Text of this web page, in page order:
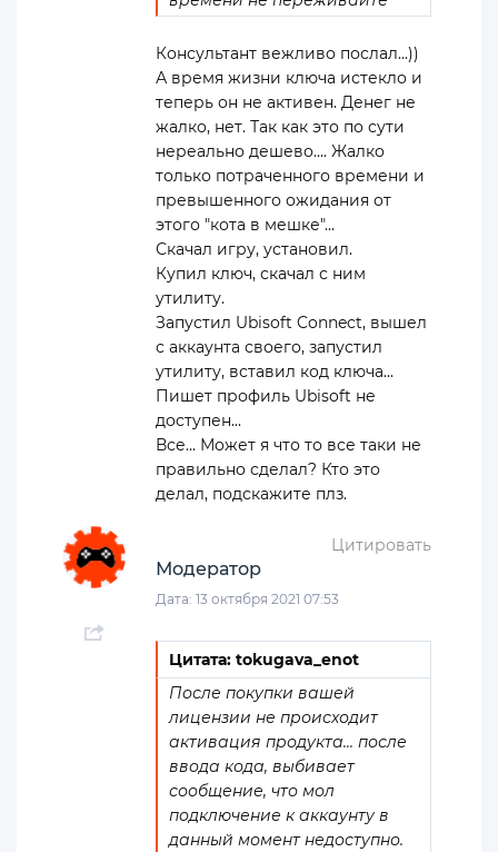
Консультант вежливо послал...))
А время жизни ключа истекло и
теперь он не активен. Денег не
жалко, нет. Так как это по сути
нереально дешево.... Жалко
только потраченного времени и
превышенного ожидания от
этого "кота в мешке"...
Скачал игру, установил.
Купил ключ, скачал с ним
утилиту.
Запустил Ubisoft Connect, вышел
с аккаунта своего, запустил
утилиту, вставил код ключа...
Пишет профиль Ubisoft не
доступен...
Все... Может я что то все таки не
правильно сделал? Кто это
делал, подскажите плз.
Цитировать
Модератор
Дата: 13 октября 2021 07:53
Цитата: tokugava_enot
После покупки вашей
лицензии не происходит
активация продукта... после
ввода кода, выбивает
сообщение, что мол
подключение к аккаунту в
данный момент недоступно.